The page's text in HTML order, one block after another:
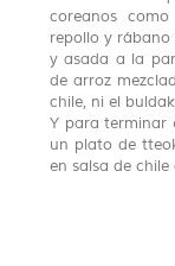
coreanos
repollo y
y asada a la
de arroz
chile, ni el
Y para terminar
un plato de
en salsa de chile